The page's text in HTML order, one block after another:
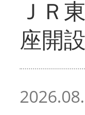
ＪＲ
座開